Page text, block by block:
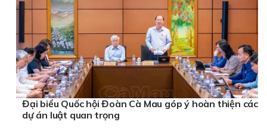
Đại biểu Quốc hội Đoàn Cà Mau góp ý hoàn thiện các
dự án luật quan trọng